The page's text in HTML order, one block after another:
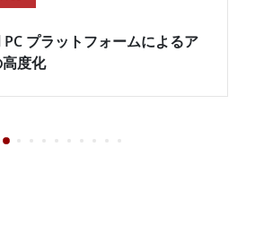
プラットフォームによるア
度化